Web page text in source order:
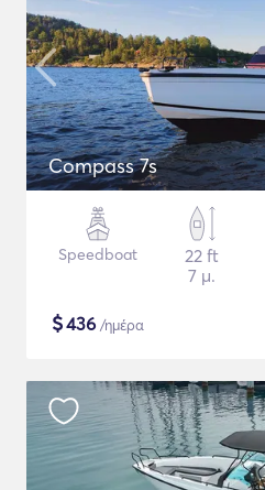
Compass 7s
Speedboat
22 ft
7 μ.
$436 /ημέρα